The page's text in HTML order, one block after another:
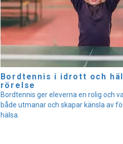
Bordtennis i idrott och
rörelse
Bordtennis ger eleverna en rolig och
både utmanar och skapar känsla av
hälsa.